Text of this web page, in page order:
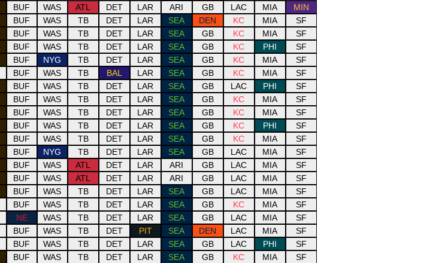
BUF WAS ATL DET LAR ARI GB LAC MIA MIN
BUF WAS TB DET LAR SEA DEN KC MIA SF
BUF WAS TB DET LAR SEA GB KC MIA SF
BUF WAS TB DET LAR SEA GB KC PHI SF
BUF NYG TB DET LAR SEA GB KC MIA SF
BUF WAS TB BAL LAR SEA GB KC MIA SF
BUF WAS TB DET LAR SEA GB LAC PHI SF
BUF WAS TB DET LAR SEA GB KC MIA SF
BUF WAS TB DET LAR SEA GB KC MIA SF
BUF WAS TB DET LAR SEA GB KC PHI SF
BUF WAS TB DET LAR SEA GB KC MIA SF
BUF NYG TB DET LAR SEA GB LAC MIA SF
BUF WAS ATL DET LAR ARI GB LAC MIA SF
BUF WAS ATL DET LAR ARI GB LAC MIA SF
BUF WAS TB DET LAR SEA GB LAC MIA SF
BUF WAS TB DET LAR SEA GB KC MIA SF
NE WAS TB DET LAR SEA GB LAC MIA SF
BUF WAS TB DET PIT SEA DEN LAC MIA SF
BUF WAS TB DET LAR SEA GB LAC PHI SF
BUF WAS TB DET LAR SEA GB KC MIA SF